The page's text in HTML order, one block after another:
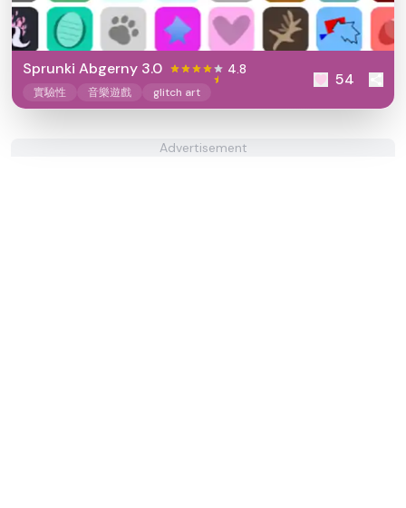
Sprunki Abgerny 3.0 4.8
實驗性 音樂遊戲 glitch art
54
Advertisement